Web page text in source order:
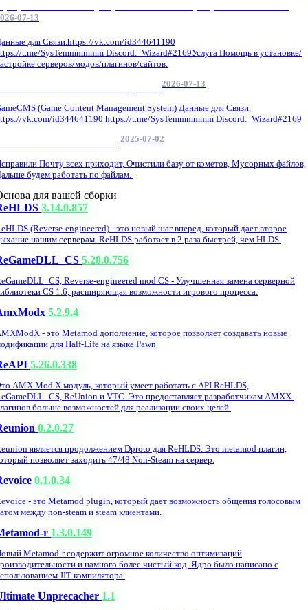
07-13
для Связи.https://vk.com/id344641190
t.me/SysTemmmmmm Discord: Wizard#2169Услуга Помощь в установке/
серверов/модов/плагинов/сайтов.
2026-07-13
(Game Content Management System) Данные для Связи.
vk.com/id344641190 https://t.me/SysTemmmmmm Discord: Wizard#2169
2025-07-02
Почту всех приходит, Очистили базу от кометов, Мусорных файлов,
будем работать по файлам.
для вашей сборки
3.14.0.857
(Reverse-engineered) - это новый шаг вперед, который дает второе
нашим серверам. ReHLDS работает в 2 раза быстрей, чем HLDS.
5.28.0.756
Reverse-engineered mod CS - Улучшенная замена серверной
CS 1.6, расширяющая возможности игрового процесса.
5.2.9.4
- это Metamod дополнение, которое позволяет создавать новые
для Half-Life на языке Pawn
5.26.0.338
AMX Mod X модуль, который умеет работать с API ReHLDS,
ReUnion и VTC. Это предоставляет разработчикам AMXX-
больше возможностей для реализации своих целей.
0.2.0.27
является продолжением Dproto для ReHLDS. Это metamod плагин,
позволяет заходить 47/48 Non-Steam на сервер.
0.1.0.34
- это Metamod plugin, который дает возможность общения голосовым
между non-steam и steam клиентами.
r 1.3.0.149
Metamod-r содержит огромное количество оптимизаций
и намного более чистый код. Ядро было написано с
JIT-компилятора.
Unprecacher 1.1